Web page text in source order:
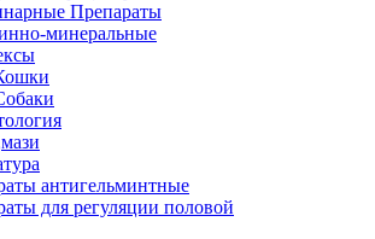
Препараты
минеральные
антигельминтные
для регуляции половой